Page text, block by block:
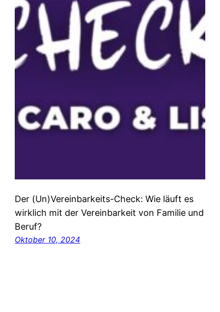
Der (Un)Vereinbarkeits-Check: Wie läuft es
wirklich mit der Vereinbarkeit von Familie und
Beruf?
Oktober 10, 2024